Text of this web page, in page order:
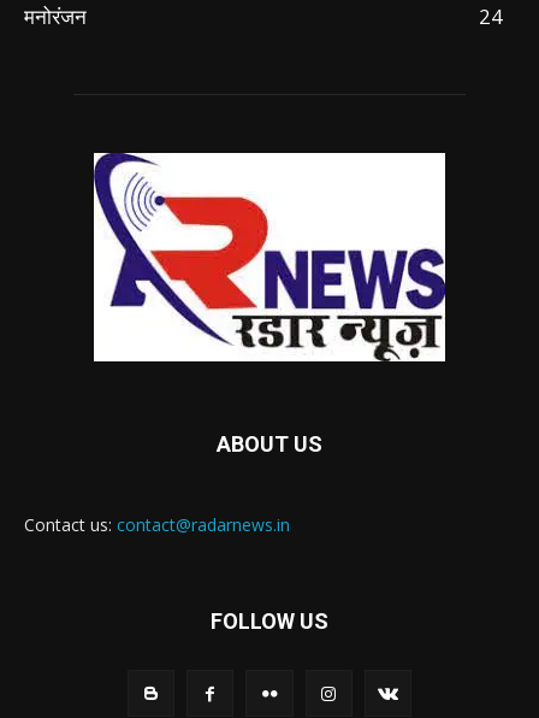
मनोरंजन
24
ABOUT US
Contact us: contact@radarnews.in
FOLLOW US